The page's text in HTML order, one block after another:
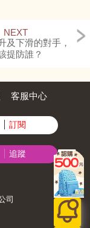
NEXT
及下滑的對手，
提防誰？
客服中心
訂閱
追蹤
司